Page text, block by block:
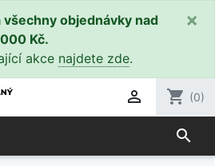
všechny objednávky nad
Kč.
akce najdete zde.
×
 shopping_cart (0)
search